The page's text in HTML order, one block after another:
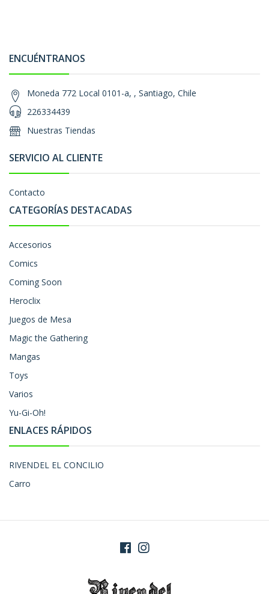
ENCUÉNTRANOS
Moneda 772 Local 0101-a, , Santiago, Chile
226334439
Nuestras Tiendas
SERVICIO AL CLIENTE
Contacto
CATEGORÍAS DESTACADAS
Accesorios
Comics
Coming Soon
Heroclix
Juegos de Mesa
Magic the Gathering
Mangas
Toys
Varios
Yu-Gi-Oh!
ENLACES RÁPIDOS
RIVENDEL EL CONCILIO
Carro